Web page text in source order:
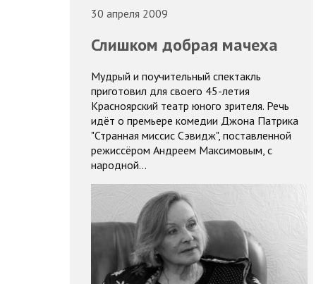
30 апреля 2009
Слишком добрая мачеха
Мудрый и поучительный спектакль
приготовил для своего 45-летия
Красноярский театр юного зрителя. Речь
идёт о премьере комедии Джона Патрика
"Странная миссис Сэвидж", поставленной
режиссёром Андреем Максимовым, с
народной…